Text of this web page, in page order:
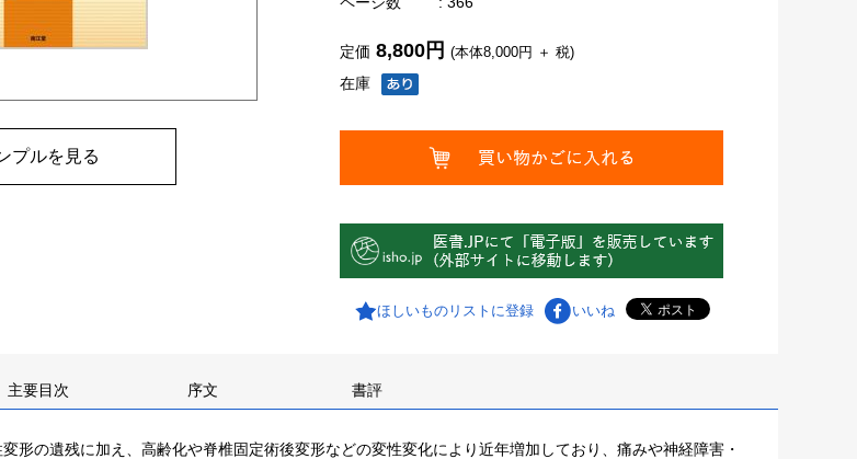
プルを見る
在庫
定価 8,800円 (本体8,000円 ＋ 税)
ほしいものリストに登録 いいね
主要目次 序文 書評
形の遺残に加え、高齢化や脊椎固定術後変形などの変性変化により近年増加しており、痛みや神経障害・